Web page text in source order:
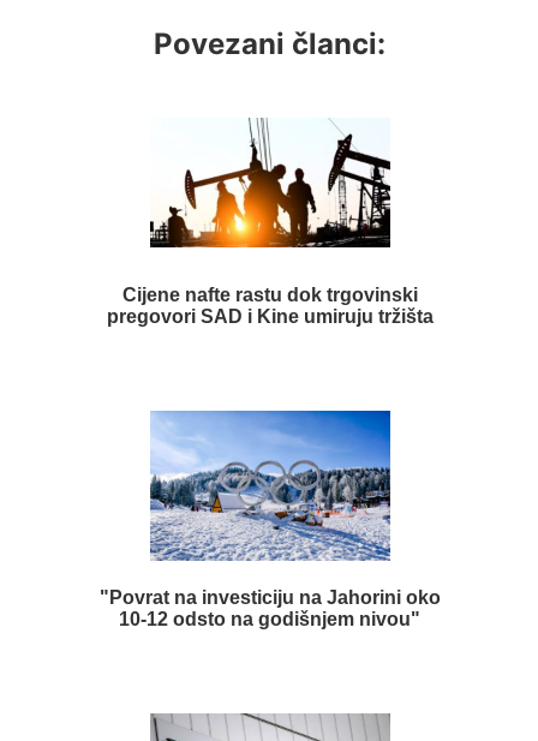
Povezani članci:
Cijene nafte rastu dok trgovinski
pregovori SAD i Kine umiruju tržišta
"Povrat na investiciju na Jahorini oko
10-12 odsto na godišnjem nivou"